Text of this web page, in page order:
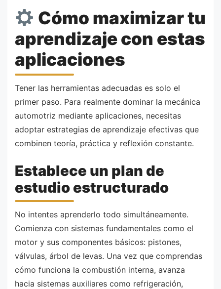
Cómo maximizar tu
aprendizaje con estas
aplicaciones
Tener las herramientas adecuadas es solo el
primer paso. Para realmente dominar la mecánica
automotriz mediante aplicaciones, necesitas
adoptar estrategias de aprendizaje efectivas que
combinen teoría, práctica y reflexión constante.
Establece un plan de
estudio estructurado
No intentes aprenderlo todo simultáneamente.
Comienza con sistemas fundamentales como el
motor y sus componentes básicos: pistones,
válvulas, árbol de levas. Una vez que comprendas
cómo funciona la combustión interna, avanza
hacia sistemas auxiliares como refrigeración,